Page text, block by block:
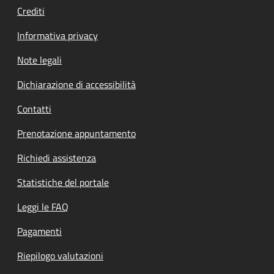
Crediti
Informativa privacy
Note legali
Dichiarazione di accessibilità
Contatti
Prenotazione appuntamento
Richiedi assistenza
Statistiche del portale
Leggi le FAQ
Pagamenti
Riepilogo valutazioni